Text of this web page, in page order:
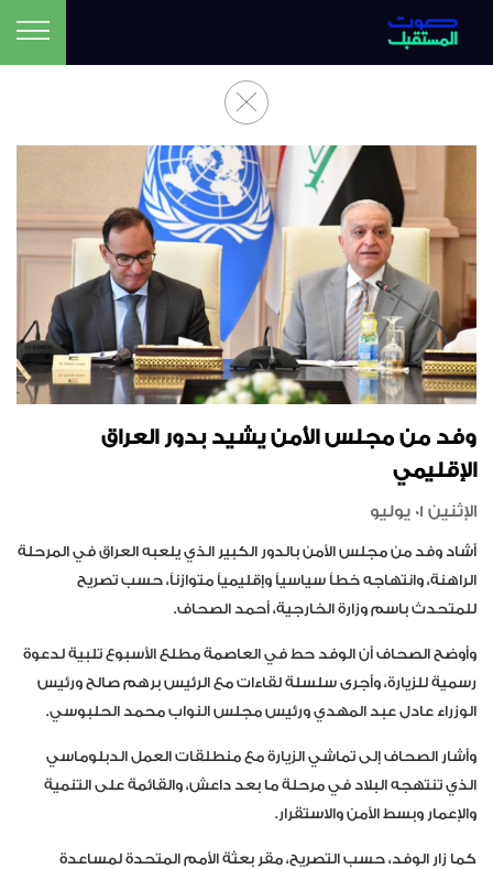
وفد من مجلس الأمن يشيد بدور العراق
الإقليمي
الإثنين 01 يوليو
أشاد وفد من مجلس الأمن بالدور الكبير الذي يلعبه العراق في المرحلة
الراهنة، وانتهاجه خطاً سياسياً وإقليمياً متوازناً، حسب تصريح
للمتحدث باسم وزارة الخارجية، أحمد الصحاف.
وأوضح الصحاف أن الوفد حط في العاصمة مطلع الأسبوع تلبية لدعوة
رسمية للزيارة، وأجرى سلسلة لقاءات مع الرئيس برهم صالح ورئيس
الوزراء عادل عبد المهدي ورئيس مجلس النواب محمد الحلبوسي.
وأشار الصحاف إلى تماشي الزيارة مع منطلقات العمل الدبلوماسي
الذي تنتهجه البلاد في مرحلة ما بعد داعش، والقائمة على التنمية
والإعمار وبسط الأمن والاستقرار.
كما زار الوفد، حسب التصريح، مقر بعثة الأمم المتحدة لمساعدة